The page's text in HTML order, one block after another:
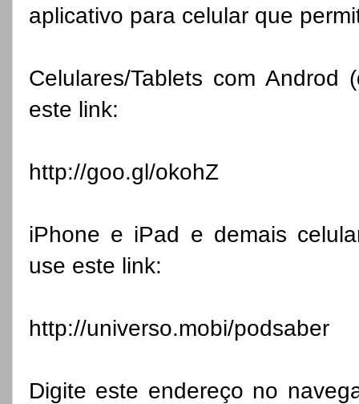
aplicativo para celular que
Celulares/Tablets com
este link:
http://goo.gl/okohZ
iPhone e iPad e demais
use este link:
http://universo.mobi/podsaber
Digite este endereço no